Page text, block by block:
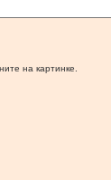
на картинке.